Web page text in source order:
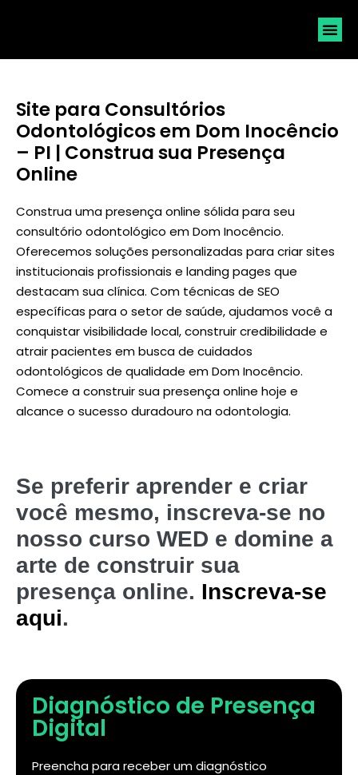
Site para Consultórios
Odontológicos em Dom Inocêncio
– PI | Construa sua Presença
Online
Construa uma presença online sólida para seu
consultório odontológico em Dom Inocêncio.
Oferecemos soluções personalizadas para criar sites
institucionais profissionais e landing pages que
destacam sua clínica. Com técnicas de SEO
específicas para o setor de saúde, ajudamos você a
conquistar visibilidade local, construir credibilidade e
atrair pacientes em busca de cuidados
odontológicos de qualidade em Dom Inocêncio.
Comece a construir sua presença online hoje e
alcance o sucesso duradouro na odontologia.
Se preferir aprender e criar
você mesmo, inscreva-se no
nosso curso WED e domine a
arte de construir sua
presença online. Inscreva-se
aqui.
Diagnóstico de Presença
Digital
Preencha para receber um diagnóstico